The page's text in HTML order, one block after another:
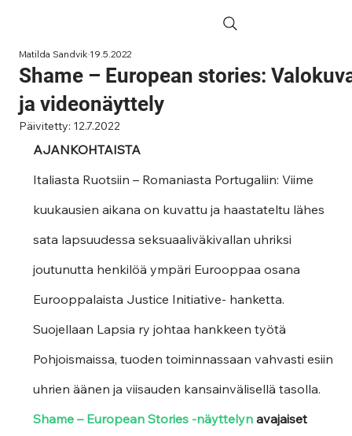
Shame – European stories:
ja videonäyttely
Matilda Sandvik19.5.2022
Päivitetty: 12.7.2022
AJANKOHTAISTA
Italiasta Ruotsiin – Romaniasta Portugaliin: Viime
kuukausien aikana on kuvattu ja haastateltu lähes
sata lapsuudessa seksuaaliväkivallan uhriksi
joutunutta henkilöä ympäri Eurooppaa osana
Eurooppalaista Justice Initiative- hanketta.
Suojellaan Lapsia ry johtaa hankkeen työtä
Pohjoismaissa, tuoden toiminnassaan vahvasti esiin
uhrien äänen ja viisauden kansainvälisellä tasolla.
Shame – European Stories -näyttelyn avajaiset